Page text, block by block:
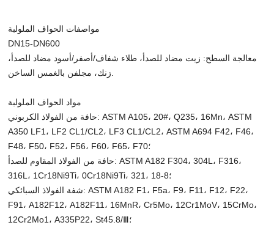
مواصفات الحواف الملولبة
DN15-DN600
معالجة السطح: زيت مضاد للصدأ، طلاء شفاف/أصفر/أسود مضاد للصدأ،
مواد الحواف الملولبة
حافة من الفولاذ الكربوني: ASTM A105، 20#، Q235، 16Mn، ASTM
A350 LF1، LF2 CL1/CL2، LF3 CL1/CL2، ASTM A694 F42، F46،
F48، F50، F52، F56، F60، F65، F70؛
حافة من الفولاذ المقاوم للصدأ: ASTM A182 F304، 304L، F316،
316L، 1Cr18Ni9Ti، 0Cr18Ni9Ti، 321، 18-8؛
شفة الفولاذ السبائكي: ASTM A182 F1، F5a، F9، F11، F12، F22،
F91، A182F12، A182F11، 16MnR، Cr5Mo، 12Cr1MoV، 15CrMo،
12Cr2Mo1، A335P22، St45.8/Ⅲ؛